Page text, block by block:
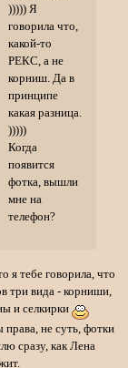
))))) Я
говорила что,
какой-то
РЕКС, а не
корниш. Да в
принципе
какая разница.
)))))
Когда
появится
фотка, вышли
мне на
телефон?
я тебе говорила, что
три вида - корниши,
и селкирки
права, не суть, фотки
сразу, как Лена